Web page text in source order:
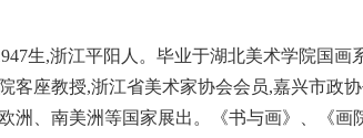
生,浙江平阳人。毕业于湖北美术学院国
客座教授,浙江省美术家协会会员,嘉兴市政
洲、南美洲等国家展出。《书与画》、《